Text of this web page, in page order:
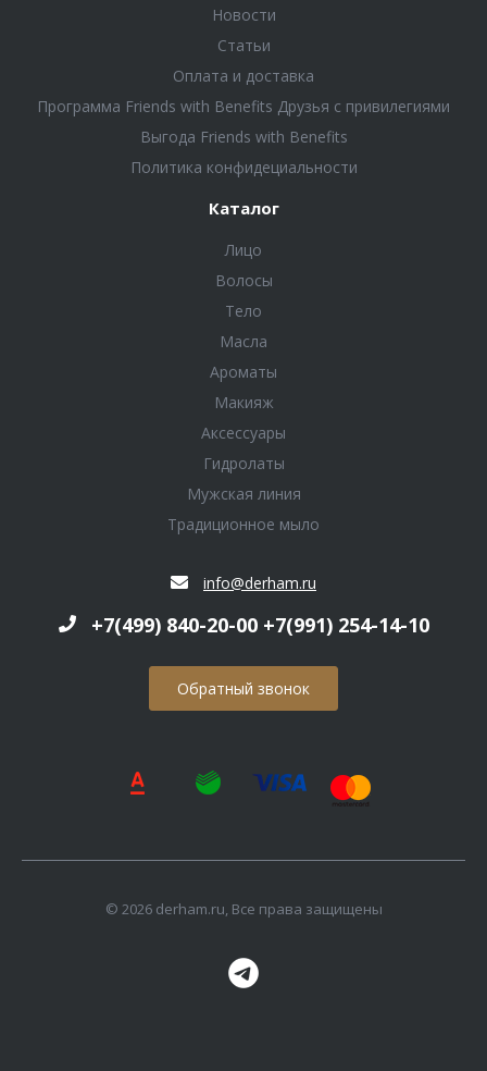
Новости
Статьи
Оплата и доставка
Программа Friends with Benefits Друзья с привилегиями
Выгода Friends with Benefits
Политика конфидециальности
Каталог
Лицо
Волосы
Тело
Масла
Ароматы
Макияж
Аксессуары
Гидролаты
Мужская линия
Традиционное мыло
info@derham.ru
+7(499) 840-20-00 +7(991) 254-14-10
Обратный звонок
© 2026 derham.ru, Все права защищены